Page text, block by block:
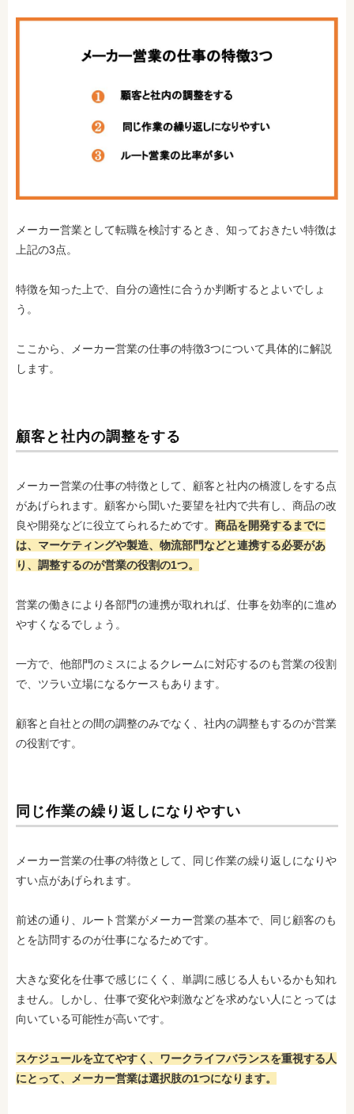
メーカー営業として転職を検討するとき、知っておきたい特徴は
上記の3点。
特徴を知った上で、自分の適性に合うか判断するとよいでしょ
う。
ここから、メーカー営業の仕事の特徴3つについて具体的に解説
します。
顧客と社内の調整をする
メーカー営業の仕事の特徴として、顧客と社内の橋渡しをする点
があげられます。顧客から聞いた要望を社内で共有し、商品の改
良や開発などに役立てられるためです。 商品を開発するまでに
は、マーケティングや製造、物流部門などと連携する必要があ
り、調整するのが営業の役割の1つ。
営業の働きにより各部門の連携が取れれば、仕事を効率的に進め
やすくなるでしょう。
一方で、他部門のミスによるクレームに対応するのも営業の役割
で、ツラい立場になるケースもあります。
顧客と自社との間の調整のみでなく、社内の調整もするのが営業
の役割です。
同じ作業の繰り返しになりやすい
メーカー営業の仕事の特徴として、同じ作業の繰り返しになりや
すい点があげられます。
前述の通り、ルート営業がメーカー営業の基本で、同じ顧客のも
とを訪問するのが仕事になるためです。
大きな変化を仕事で感じにくく、単調に感じる人もいるかも知れ
ません。しかし、仕事で変化や刺激などを求めない人にとっては
向いている可能性が高いです。
スケジュールを立てやすく、ワークライフバランスを重視する人
にとって、メーカー営業は選択肢の1つになります。